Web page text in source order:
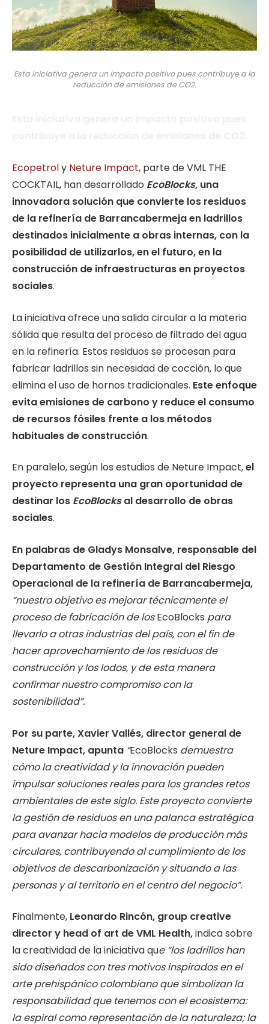
Esta iniciativa genera un impacto positivo pues contribuye a la
reducción de emisiones de CO2.
Ecopetroly Neture Impact, parte de VML THE
COCKTAIL, han desarrollado EcoBlocks, una
innovadora solución que convierte los residuos
de la refinería de Barrancabermeja en ladrillos
destinados inicialmente a obras internas, con la
posibilidad de utilizarlos, en el futuro, en la
construcción de infraestructuras en proyectos
sociales.
La iniciativa ofrece una salida circular a la materia
sólida que resulta del proceso de filtrado del agua
en la refinería. Estos residuos se procesan para
fabricar ladrillos sin necesidad de cocción, lo que
elimina el uso de hornos tradicionales. Este enfoque
evita emisiones de carbono y reduce el consumo
de recursos fósiles frente a los métodos
habituales de construcción.
En paralelo, según los estudios de Neture Impact,el
proyecto representa una gran oportunidad de
destinar los EcoBlocksal desarrollo de obras
sociales.
En palabras de Gladys Monsalve, responsable del
Departamento de Gestión Integral del Riesgo
Operacional de la refinería de Barrancabermeja,
“nuestro objetivo es mejorar técnicamente el
proceso de fabricación de losEcoBlocks para
llevarlo a otras industrias del país, con el fin de
hacer aprovechamiento de los residuos de
construcción y los lodos, y de esta manera
confirmar nuestro compromiso con la
sostenibilidad”.
Por su parte, Xavier Vallés, director general de
Neture Impact, apunta “EcoBlocks demuestra
cómo la creatividad y la innovación pueden
impulsar soluciones reales para los grandes retos
ambientales de este siglo. Este proyecto convierte
la gestión de residuos en una palanca estratégica
para avanzar hacia modelos de producción más
circulares, contribuyendo al cumplimiento de los
objetivos de descarbonización y situando a las
personas y al territorio en el centro del negocio”.
Finalmente, Leonardo Rincón, group creative
director y head of art de VML Health,indica sobre
la creatividad de la iniciativa que “los ladrillos han
sido diseñados con tres motivos inspirados en el
arte prehispánico colombiano que simbolizan la
responsabilidad que tenemos con el ecosistema:
la espiral como representación de la naturaleza; la